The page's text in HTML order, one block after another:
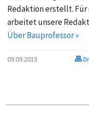
Redaktion erstellt.
arbeitet unsere
Über Bauprofessor »
09.09.2015